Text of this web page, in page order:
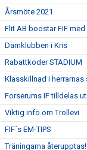
Årsmöte 2021
Flit AB boostar FIF
Damklubben i Kris
Rabattkoder STADIUM
Klasskillnad i herrarnas
Forserums IF tilldelas
Viktig info om Trollevi
FIF´s EM-TIPS
Träningarna återupptas!